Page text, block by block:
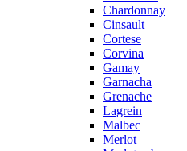
Chardonnay
Cinsault
Cortese
Corvina
Gamay
Garnacha
Grenache
Lagrein
Malbec
Merlot